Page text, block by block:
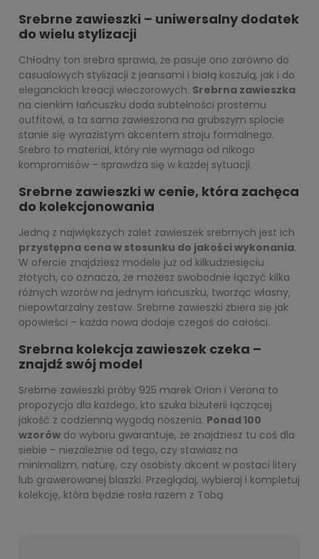
Srebrne zawieszki – uniwersalny dodatek
do wielu stylizacji
Chłodny ton srebra sprawia, że pasuje ono zarówno do
casualowych stylizacji z jeansami i białą koszulą, jak i do
eleganckich kreacji wieczorowych. Srebrna zawieszka
na cienkim łańcuszku doda subtelności prostemu
outfitowi, a ta sama zawieszona na grubszym splocie
stanie się wyrazistym akcentem stroju formalnego.
Srebro to materiał, który nie wymaga od nikogo
kompromisów – sprawdza się w każdej sytuacji.
Srebrne zawieszki w cenie, która zachęca
do kolekcjonowania
Jedną z największych zalet zawieszek srebrnych jest ich
przystępna cena w stosunku do jakości wykonania.
W ofercie znajdziesz modele już od kilkudziesięciu
złotych, co oznacza, że możesz swobodnie łączyć kilka
różnych wzorów na jednym łańcuszku, tworząc własny,
niepowtarzalny zestaw. Srebrne zawieszki zbiera się jak
opowieści – każda nowa dodaje czegoś do całości.
Srebrna kolekcja zawieszek czeka –
znajdź swój model
Srebrne zawieszki próby 925 marek Orion i Verona to
propozycja dla każdego, kto szuka biżuterii łączącej
jakość z codzienną wygodą noszenia. Ponad 100
wzorów do wyboru gwarantuje, że znajdziesz tu coś dla
siebie – niezależnie od tego, czy stawiasz na
minimalizm, naturę, czy osobisty akcent w postaci litery
lub grawerowanej blaszki. Przeglądaj, wybieraj i kompletuj
kolekcję, która będzie rosła razem z Tobą.